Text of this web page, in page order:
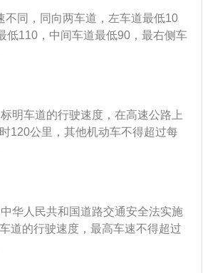
以上载客汽车以外的其他载客汽
分之五十的；（二）驾驶校车、中
的机动车在高速公路、城市快速路
上未达到百分之五十的；（三）驾
快速路以外的道路上逆行的；
缓慢行驶时，借道超车或者占用对
有拨打、接听手持电话等妨碍安全
（九）驾驶载货汽车载物超过最大
行驶的；（十一）在道路上车辆发
设置警告标志的；（十二）驾驶未
、旅游客运汽车、危险物品运输车
驶前，未对校车车况是否符合安全
同，同向两车道，左车道最低10
低110，中间车道最低90，最右侧车
时速不得超过120公里/小时，其
辆以较低的速度行驶，整个车流速
最低限制。尽可能减小两辆车的速
少超车和换道次数。为了达到减少
驶、安全、畅通的最低车速规定。
第七十八条高速公路应当标明车道
速不得超过每小时120公里，其他
过每小时80公里。同方向有2条车
同方向有3条以上车道的，最左侧
定不一致的，按照道路限速标志标
明车道的行驶速度，在高速公路上
120公里，其他机动车不得超过每
在高速公路上，为了预防交通事
故的危险路段，限速标志一般为时
华人民共和国道路交通安全法实施
道的行驶速度，最高车速不得超过
里。根据《中华人民共和国道路